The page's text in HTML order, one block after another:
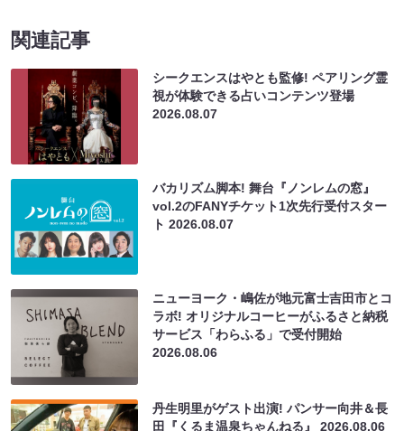
関連記事
シークエンスはやとも監修! ペアリング霊
視が体験できる占いコンテンツ登場
2026.08.07
バカリズム脚本! 舞台『ノンレムの窓』
vol.2のFANYチケット1次先行受付スター
ト2026.08.07
ニューヨーク・嶋佐が地元富士吉田市とコ
ラボ! オリジナルコーヒーがふるさと納税
サービス「わらふる」で受付開始
2026.08.06
丹生明里がゲスト出演! パンサー向井＆長
田『くるま温泉ちゃんねる』2026.08.06